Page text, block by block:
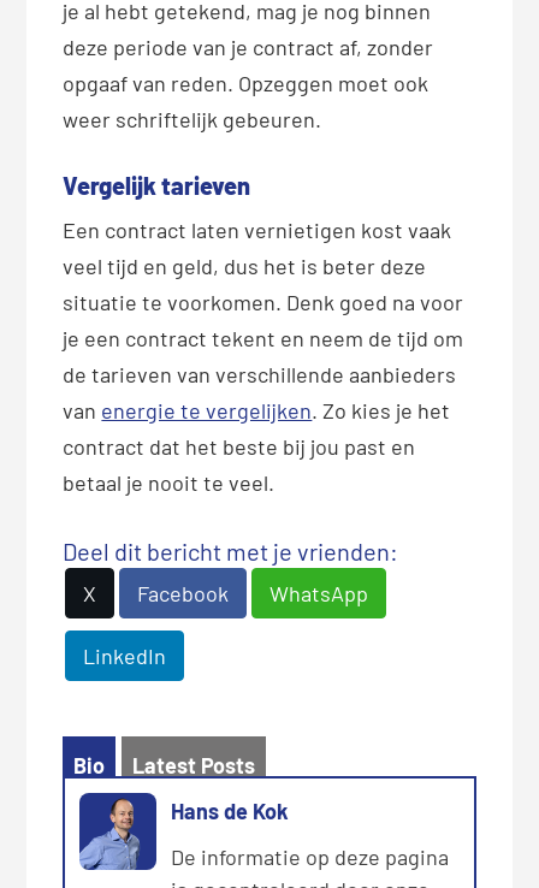
je al hebt getekend, mag je nog binnen
deze periode van je contract af, zonder
opgaaf van reden. Opzeggen moet ook
weer schriftelijk gebeuren.
Vergelijk tarieven
Een contract laten vernietigen kost vaak
veel tijd en geld, dus het is beter deze
situatie te voorkomen. Denk goed na voor
je een contract tekent en neem de tijd om
de tarieven van verschillende aanbieders
van energie te vergelijken. Zo kies je het
contract dat het beste bij jou past en
betaal je nooit te veel.
Deel dit bericht met je vrienden:
X Facebook WhatsApp
LinkedIn
Bio
Latest Posts
Hans de Kok
De informatie op deze pagina